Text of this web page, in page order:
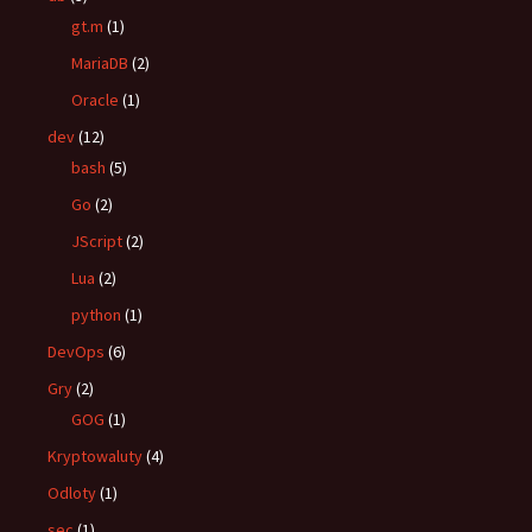
gt.m (1)
MariaDB (2)
Oracle (1)
dev(12)
bash (5)
Go (2)
JScript(2)
Lua (2)
python (1)
DevOps (6)
Gry(2)
GOG (1)
Kryptowaluty(4)
Odloty(1)